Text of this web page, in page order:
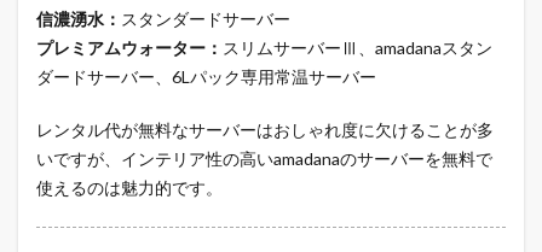
信濃湧水： スタンダードサーバー
プレミアムウォーター： スリムサーバーⅢ、amadanaスタン
ダードサーバー、6Lパック専用常温サーバー
レンタル代が無料なサーバーはおしゃれ度に欠けることが多
いですが、インテリア性の高いamadanaのサーバーを無料で
使えるのは魅力的です。